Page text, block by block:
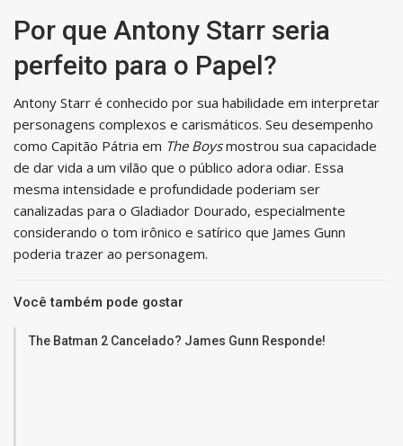
Por que Antony Starr seria
perfeito para o Papel?
Antony Starr é conhecido por sua habilidade em interpretar
personagens complexos e carismáticos. Seu desempenho
como Capitão Pátria em The Boysmostrou sua capacidade
de dar vida a um vilão que o público adora odiar. Essa
mesma intensidade e profundidade poderiam ser
canalizadas para o Gladiador Dourado, especialmente
considerando o tom irônico e satírico que James Gunn
poderia trazer ao personagem.
Você também pode gostar
The Batman 2 Cancelado? James Gunn Responde!